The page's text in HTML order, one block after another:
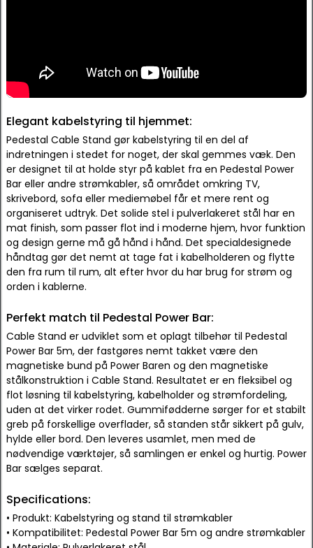
Elegant kabelstyring til hjemmet:
Pedestal Cable Stand gør kabelstyring til en del af
indretningen i stedet for noget, der skal gemmes væk. Den
er designet til at holde styr på kablet fra en Pedestal Power
Bar eller andre strømkabler, så området omkring TV,
skrivebord, sofa eller mediemøbel får et mere rent og
organiseret udtryk. Det solide stel i pulverlakeret stål har en
mat finish, som passer flot ind i moderne hjem, hvor funktion
og design gerne må gå hånd i hånd. Det specialdesignede
håndtag gør det nemt at tage fat i kabelholderen og flytte
den fra rum til rum, alt efter hvor du har brug for strøm og
orden i kablerne.
Perfekt match til Pedestal Power Bar:
Cable Stand er udviklet som et oplagt tilbehør til Pedestal
Power Bar 5m, der fastgøres nemt takket være den
magnetiske bund på Power Baren og den magnetiske
stålkonstruktion i Cable Stand. Resultatet er en fleksibel og
flot løsning til kabelstyring, kabelholder og strømfordeling,
uden at det virker rodet. Gummifødderne sørger for et stabilt
greb på forskellige overflader, så standen står sikkert på gulv,
hylde eller bord. Den leveres usamlet, men med de
nødvendige værktøjer, så samlingen er enkel og hurtig. Power
Bar sælges separat.
Specifications:
• Produkt: Kabelstyring og stand til strømkabler
• Kompatibilitet: Pedestal Power Bar 5m og andre strømkabler